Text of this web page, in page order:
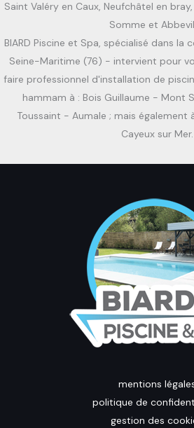
Saint Valéry en Caux, Neufchâtel en
Somme et
BIARD Piscine et Spa, spécialisé dans
Seine-Maritime (76) - intervient pour
faire professionnel d'installation de
hammam à : Bois Guillaume - Mont
Toussaint - Aumale ; mais également
Cayeux sur Mer.
mentions
politique de
gestion des